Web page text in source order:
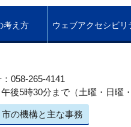
考え方 ウェブアクセシビリ
058-265-4141
5時30分まで（土曜・日曜
市の機構と主な事務